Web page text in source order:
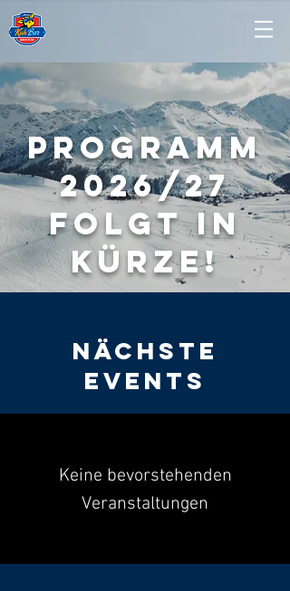
programm
2026/27
folgt in
Kürze!
Nächste
Events
Keine bevorstehenden
Veranstaltungen